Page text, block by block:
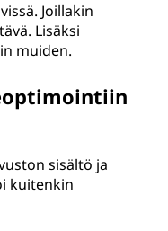
Joillakin
Lisäksi
muiden.
sisältö ja
kuitenkin